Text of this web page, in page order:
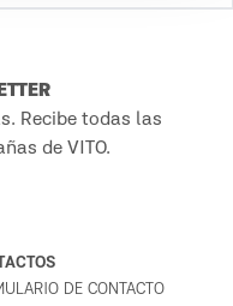
DE CONTACTO
Recibe todas las
de VITO.